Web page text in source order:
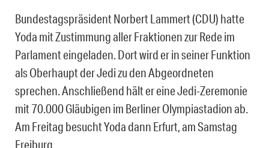
Bundestagspräsident Norbert Lammert (CDU) hatte
Yoda mit Zustimmung aller Fraktionen zur Rede im
Parlament eingeladen. Dort wird er in seiner Funktion
als Oberhaupt der Jedi zu den Abgeordneten
sprechen. Anschließend hält er eine Jedi-Zeremonie
mit 70.000 Gläubigen im Berliner Olympiastadion ab.
Am Freitag besucht Yoda dann Erfurt, am Samstag
Freiburg.